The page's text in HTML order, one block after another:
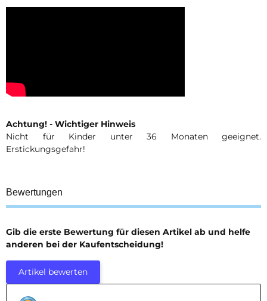
Achtung! - Wichtiger Hinweis
Nicht für Kinder unter 36 Monaten geeignet.
Erstickungsgefahr!
Bewertungen
Gib die erste Bewertung für diesen Artikel ab und helfe
anderen bei der Kaufentscheidung!
Artikel bewerten